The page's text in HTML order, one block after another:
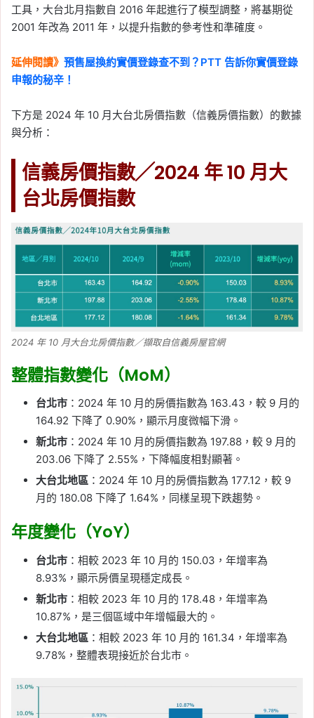
工具，大台北月指數自 2016 年起進行了模型調整，將基期從
2001 年改為 2011 年，以提升指數的參考性和準確度。
延伸閱讀》 預售屋換約實價登錄查不到？PTT 告訴你實價登錄
申報的秘辛！
下方是 2024 年 10 月大台北房價指數（信義房價指數）的數據
與分析：
信義房價指數╱2024 年 10 月大
台北房價指數
2024 年 10 月大台北房價指數／擷取自信義房屋官網
整體指數變化（MoM）
台北市 ：2024 年 10 月的房價指數為 163.43，較 9 月的
164.92 下降了 0.90%，顯示月度微幅下滑。
新北市 ：2024 年 10 月的房價指數為 197.88，較 9 月的
203.06 下降了 2.55%，下降幅度相對顯著。
大台北地區 ：2024 年 10 月的房價指數為 177.12，較 9
月的 180.08 下降了 1.64%，同樣呈現下跌趨勢。
年度變化（YoY）
台北市 ：相較 2023 年 10 月的 150.03，年增率為
8.93%，顯示房價呈現穩定成長。
新北市 ：相較 2023 年 10 月的 178.48，年增率為
10.87%，是三個區域中年增幅最大的。
大台北地區 ：相較 2023 年 10 月的 161.34，年增率為
9.78%，整體表現接近於台北市。